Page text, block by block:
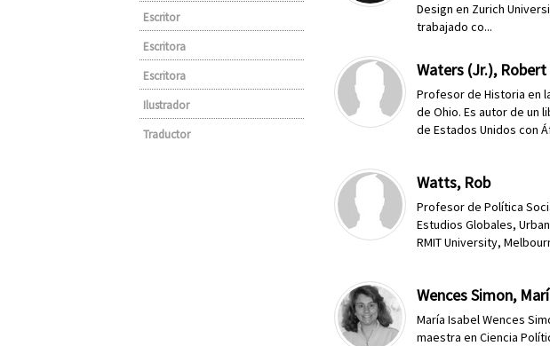
Escritor
Escritora
Escritora
Ilustrador
Traductor
Design en Zurich
trabajado co...
Waters (Jr.),
Profesor de Historia en
de Ohio. Es autor de un
de Estados Unidos con
Watts, Rob
Profesor de Política
Estudios Globales,
RMIT University,
Wences Simon,
María Isabel Wences
maestra en Ciencia